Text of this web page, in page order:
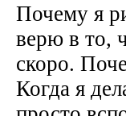
Почему я
верю в то,
скоро.
Когда я